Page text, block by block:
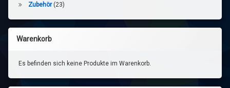
Zubehör (23)
Warenkorb
Es befinden sich keine Produkte im Warenkorb.